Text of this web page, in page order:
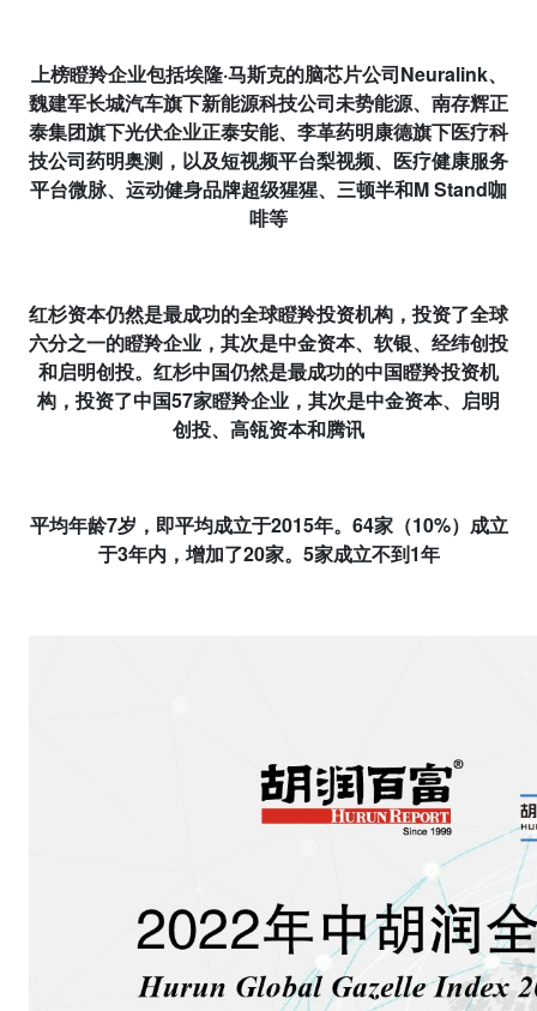
上榜瞪羚企业包括埃隆·马斯克的脑芯片公司Neuralink、
魏建军长城汽车旗下新能源科技公司未势能源、南存辉正
泰集团旗下光伏企业正泰安能、李革药明康德旗下医疗科
技公司药明奥测，以及短视频平台梨视频、医疗健康服务
平台微脉、运动健身品牌超级猩猩、三顿半和M Stand咖
啡等
红杉资本仍然是最成功的全球瞪羚投资机构，投资了全球
六分之一的瞪羚企业，其次是中金资本、软银、经纬创投
和启明创投。红杉中国仍然是最成功的中国瞪羚投资机
构，投资了中国57家瞪羚企业，其次是中金资本、启明
创投、高瓴资本和腾讯
平均年龄7岁，即平均成立于2015年。 64家（10%）成立
于3年内，增加了20家。 5家成立不到1年